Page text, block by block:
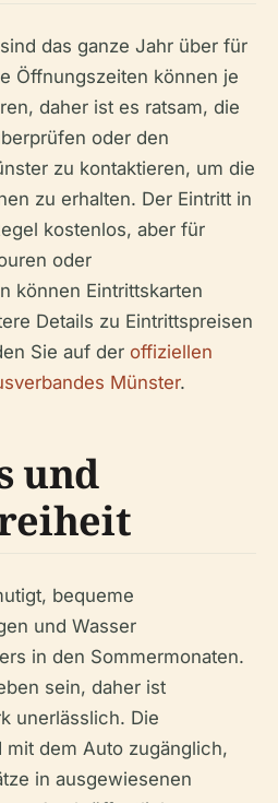
das ganze Jahr über für
Öffnungszeiten können je
daher ist es ratsam, die
oder den
zu kontaktieren, um die
zu erhalten. Der Eintritt in
kostenlos, aber für
oder
können Eintrittskarten
Details zu Eintrittspreisen
Sie auf der offiziellen
Münster.
und
bequeme
und Wasser
in den Sommermonaten.
sein, daher ist
unerlässlich. Die
mit dem Auto zugänglich,
in ausgewiesenen